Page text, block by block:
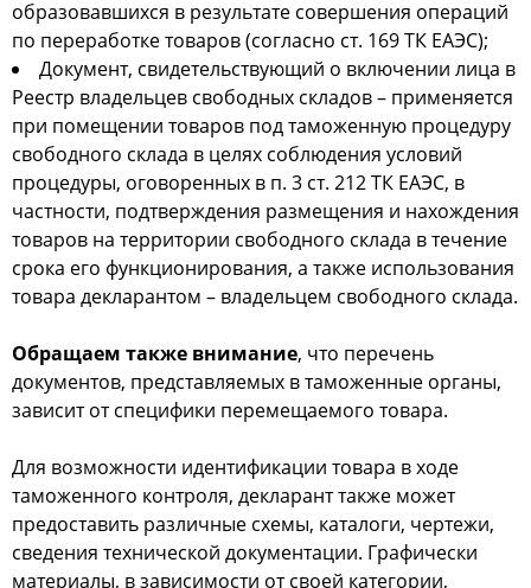
образовавшихся в результате совершения операций
по переработке товаров (согласно ст. 169 ТК ЕАЭС);
Документ, свидетельствующий о включении лица в
Реестр владельцев свободных складов – применяется
при помещении товаров под таможенную процедуру
свободного склада в целях соблюдения условий
процедуры, оговоренных в п. 3 ст. 212 ТК ЕАЭС, в
частности, подтверждения размещения и нахождения
товаров на территории свободного склада в течение
срока его функционирования, а также использования
товара декларантом – владельцем свободного склада.
Обращаем также внимание, что перечень
документов, представляемых в таможенные органы,
зависит от специфики перемещаемого товара.
Для возможности идентификации товара в ходе
таможенного контроля, декларант также может
предоставить различные схемы, каталоги, чертежи,
сведения технической документации. Графически
материалы, в зависимости от своей категории,